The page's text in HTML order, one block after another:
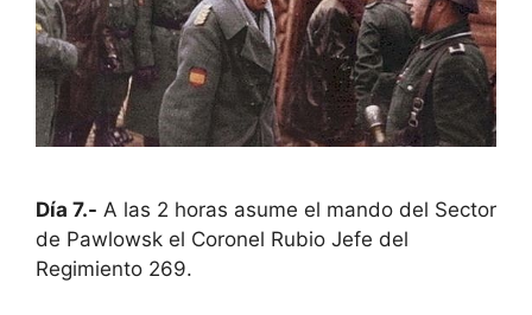
Día 7.- A las 2 horas asume el mando del Sector
de Pawlowsk el Coronel Rubio Jefe del
Regimiento 269.